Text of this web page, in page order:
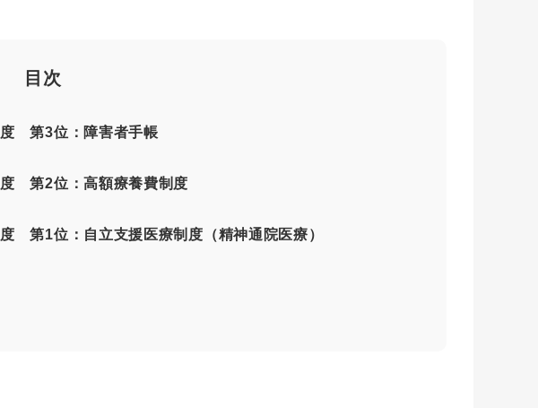
目次
度 第3位：障害者手帳
度 第2位：高額療養費制度
第1位：自立支援医療制度（精神通院医療）